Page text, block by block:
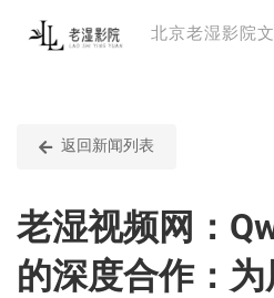
北京老湿影院
返回新闻列表
老湿视频网：
的深度合作：